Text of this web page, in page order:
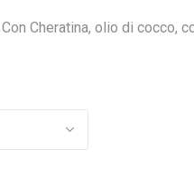
Cheratina, olio di cocco,